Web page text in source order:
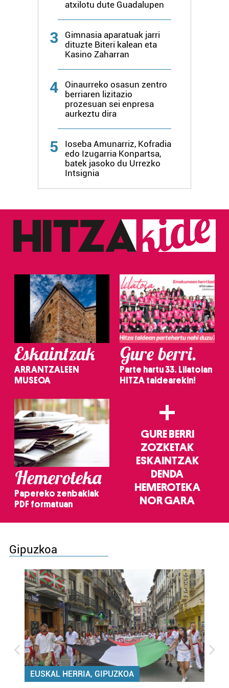
neurtzeko, jendeari buruzko informazioa biltzeko eta
Bazkide batzuek ez dizute baimenik eskatzen, eta beren
duten interes legitimoa eta horren aurka nola egin
dezakezun ikusteko.
Lortu zure datu pertsonalak prozesatzeko moduari
buruzko informazio gehiago eta ezarri zure lehentasunak
datuen atalean. Edozein unetan alda edo ken dezakezu
zure baimena Cookieen adierazpenean.
Webgune honek cookie propioak eta hirugarrenen cookie-
baliatzen gara. Ohar hau onartuz gero, teknologia hori
erabiltzeko baimen esplizitua ematen diguzu.
Gehiago
irakurri
atxilotu dute Guadalupen
3
Gimnasia aparatuak jarri
dituzte Biteri kalean eta
Kasino Zaharran
4
Oinaurreko osasun zentro
berriaren lizitazio
prozesuan sei enpresa
aurkeztu dira
5
Ioseba Amunarriz, Kofradia
edo Izugarria Konpartsa,
batek jasoko du Urrezko
Intsignia
Eskaintzak
ARRANTZALEEN
MUSEOA
Gure berri.
Parte hartu 33. Lilatoian
HITZA taldearekin!
Hemeroteka
Papereko zenbakiak
PDF formatuan
+
GURE BERRI
ZOZKETAK
ESKAINTZAK
DENDA
HEMEROTEKA
NOR GARA
Gipuzkoa
EUSKAL HERRIA, GIPUZKOA